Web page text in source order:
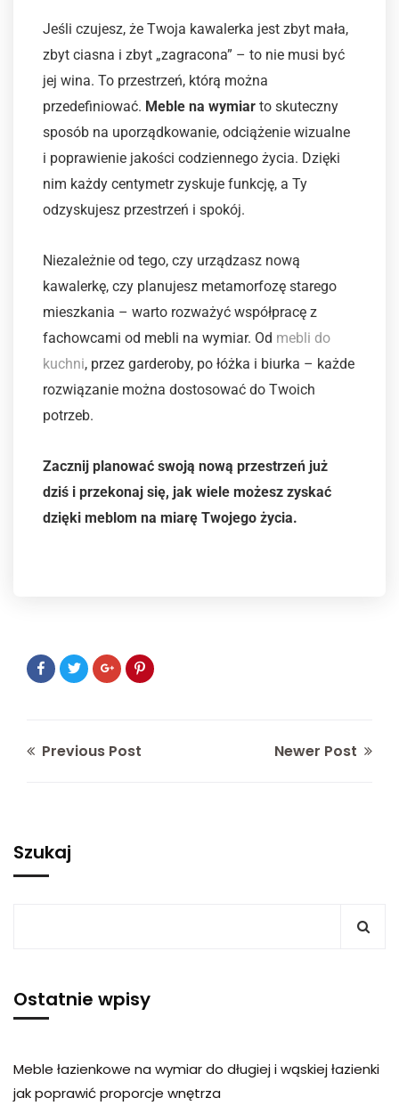
Jeśli czujesz, że Twoja kawalerka jest zbyt mała,
zbyt ciasna i zbyt „zagracona” – to nie musi być
jej wina. To przestrzeń, którą można
przedefiniować. Meble na wymiar to skuteczny
sposób na uporządkowanie, odciążenie wizualne
i poprawienie jakości codziennego życia. Dzięki
nim każdy centymetr zyskuje funkcję, a Ty
odzyskujesz przestrzeń i spokój.
Niezależnie od tego, czy urządzasz nową
kawalerkę, czy planujesz metamorfozę starego
mieszkania – warto rozważyć współpracę z
fachowcami od mebli na wymiar. Od mebli do
kuchni, przez garderoby, po łóżka i biurka – każde
rozwiązanie można dostosować do Twoich
potrzeb.
Zacznij planować swoją nową przestrzeń już
dziś i przekonaj się, jak wiele możesz zyskać
dzięki meblom na miarę Twojego życia.
Previous Post Newer Post
Szukaj
Ostatnie wpisy
Meble łazienkowe na wymiar do długiej i wąskiej łazienki
jak poprawić proporcje wnętrza